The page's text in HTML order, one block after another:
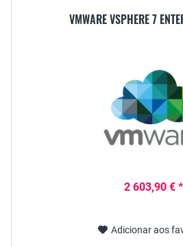
VMWARE VSPHERE 7
2 603,90 € *
Adicionar aos